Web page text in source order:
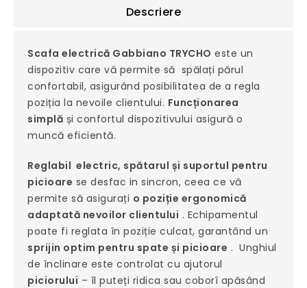
Descriere
Scafa electrică Gabbiano TRYCHO este un
dispozitiv care vă permite să spălați părul
confortabil, asigurând posibilitatea de a regla
poziția la nevoile clientului. Funcționarea
simplă și confortul dispozitivului asigură o
muncă eficientă.
Reglabil electric, spătarul și suportul pentru
picioare se desfac in sincron, ceea ce vă
permite să asigurați o poziție ergonomică
adaptată nevoilor clientului . Echipamentul
poate fi reglata în poziție culcat, garantând un
sprijin optim pentru spate și picioare . Unghiul
de înclinare este controlat cu ajutorul
piciorului – îl puteți ridica sau coborî apăsând